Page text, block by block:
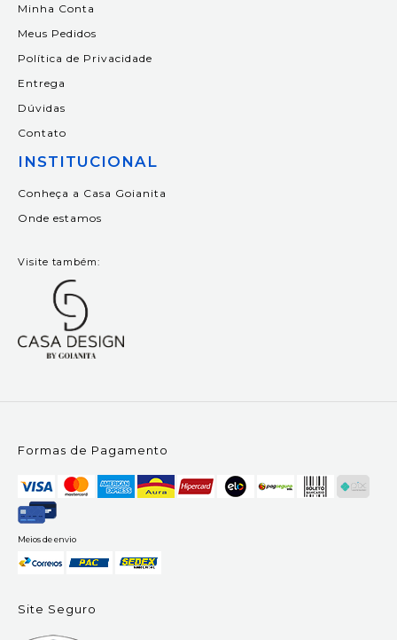
Minha Conta
Meus Pedidos
Política de Privacidade
Entrega
Dúvidas
Contato
INSTITUCIONAL
Conheça a Casa Goianita
Onde estamos
Visite também:
Formas de Pagamento
Meios de envio
Site Seguro